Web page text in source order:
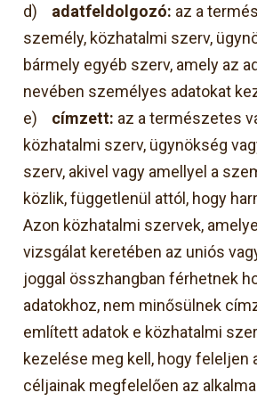
d) adatfeldolgozó: az a
személy, közhatalmi szerv,
bármely egyéb szerv, amely az
nevében személyes adatokat
e) címzett: az a természetes
közhatalmi szerv, ügynökség
szerv, akivel vagy amellyel a
közlik, függetlenül attól, hogy
Azon közhatalmi szervek,
vizsgálat keretében az uniós
joggal összhangban férhetnek
adatokhoz, nem minősülnek
említett adatok e közhatalmi
kezelése meg kell, hogy feleljen
céljainak megfelelően az